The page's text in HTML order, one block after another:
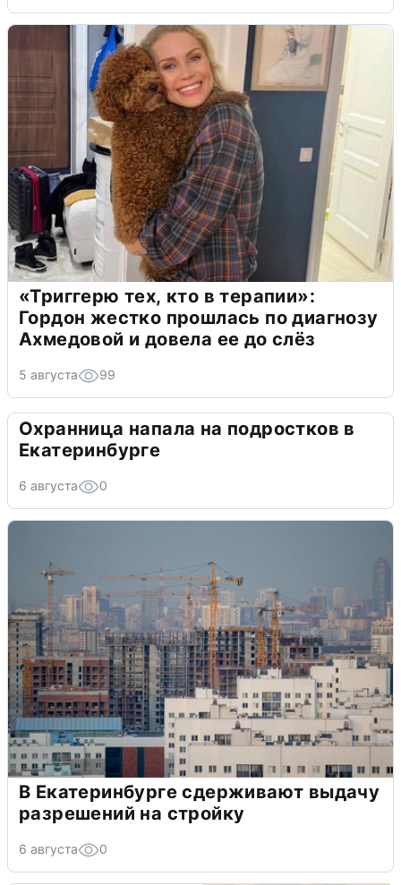
«Триггерю тех, кто в терапии»:
Гордон жестко прошлась по диагнозу
Ахмедовой и довела ее до слёз
5 августа 99
Охранница напала на подростков в
Екатеринбурге
6 августа 0
В Екатеринбурге сдерживают выдачу
разрешений на стройку
6 августа 0